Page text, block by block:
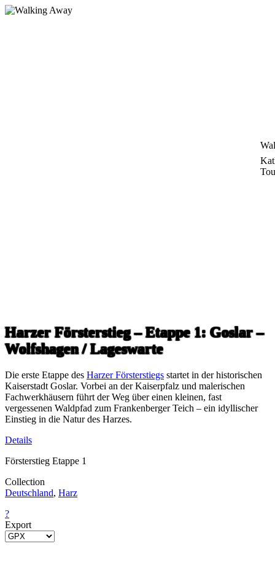
Zum
Harzer Försterstieg – Etappe 1: Goslar –
Wolfshagen / Lageswarte
Die erste Etappe des Harzer Försterstiegs startet in der historischen
Kaiserstadt Goslar. Vorbei an der Kaiserpfalz und malerischen
Fachwerkhäusern führt der Weg über einen kleinen, fast
vergessenen Waldpfad zum Frankenberger Teich – ein idyllischer
Einstieg in die Natur des Harzes.
Details
Försterstieg Etappe 1
Collection
Deutschland, Harz
?
Export